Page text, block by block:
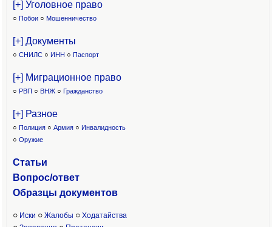
[+] Уголовное право
○ Побои ○ Мошенничество
[+] Документы
○ СНИЛС ○ ИНН ○ Паспорт
[+] Миграционное право
○ РВП ○ ВНЖ ○ Гражданство
[+] Разное
○ Полиция ○ Армия ○ Инвалидность
○ Оружие
Статьи
Вопрос/ответ
Образцы документов
○ Иски ○ Жалобы ○ Ходатайства